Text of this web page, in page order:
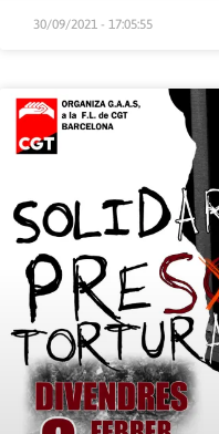
30/09/2021 - 17:05:55